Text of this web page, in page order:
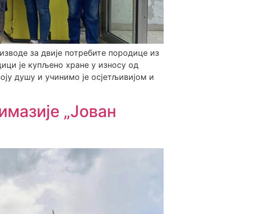
за двије потребите породице из
је купљено хране у износу од
душу и учинимо је осјетљивијом и
„Јован